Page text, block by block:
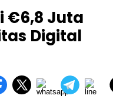
€6,8 Juta
Digital